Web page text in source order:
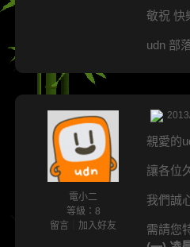
敬祝 快
udn 部
電小二
等級：8
留言
加入好友
親愛的
讓各位
我們誠
需請您